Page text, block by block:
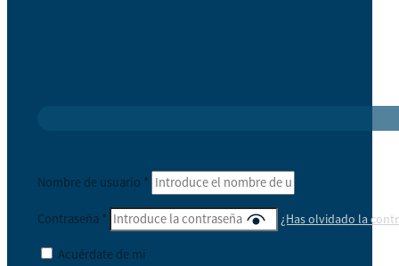
Nombre de usuario *
Contraseña * ¿Has olvidado la
Acuérdate de mí